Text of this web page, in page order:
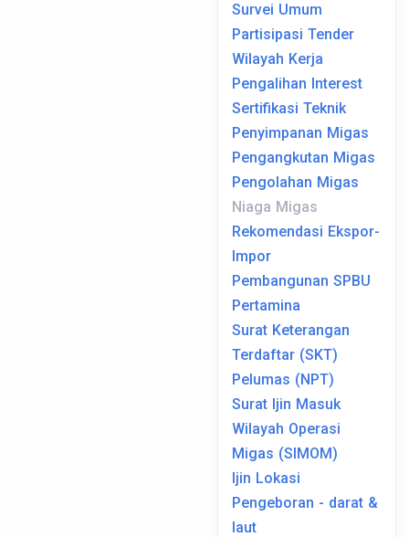
Survei Umum
Partisipasi Tender
Wilayah Kerja
Pengalihan Interest
Sertifikasi Teknik
Penyimpanan Migas
Pengangkutan Migas
Pengolahan Migas
Niaga Migas
Rekomendasi Ekspor-
Impor
Pembangunan SPBU
Pertamina
Surat Keterangan
Terdaftar (SKT)
Pelumas (NPT)
Surat Ijin Masuk
Wilayah Operasi
Migas (SIMOM)
Ijin Lokasi
Pengeboran - darat &
laut